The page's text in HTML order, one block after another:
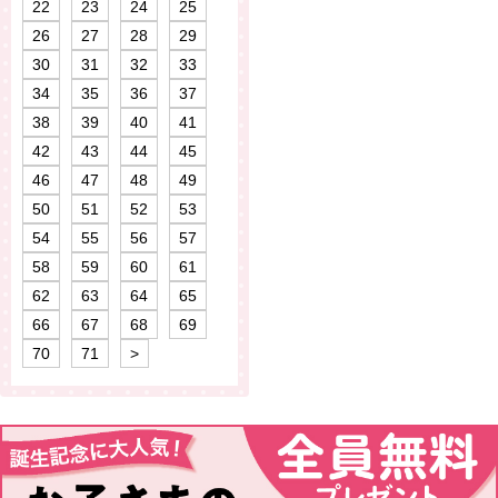
22 23 24
25
26
27 28
29
30
31 32
33
34
35 36
37
38
39 40
41
42
43 44
45
46
47 48
49
50
51 52
53
54
55 56
57
58
59 60
61
62
63 64
65
66
67 68
69
70
71 >